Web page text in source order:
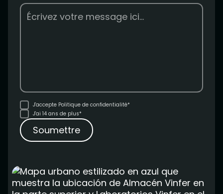
J'accepte Politique de confidentialité*
J'ai 14 ans de plus*